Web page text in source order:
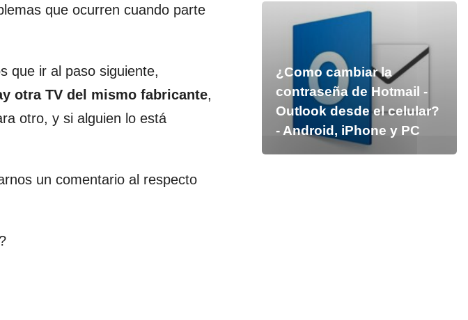
que ocurren cuando parte
que ir al paso siguiente,
otra TV del mismo fabricante,
otro, y si alguien lo está
un comentario al respecto
¿Como cambiar la
contraseña de Hotmail -
Outlook desde el celular?
- Android, iPhone y PC